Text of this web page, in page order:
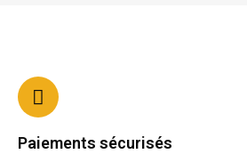
Paiements sécurisés